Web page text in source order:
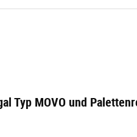
Typ MOVO und